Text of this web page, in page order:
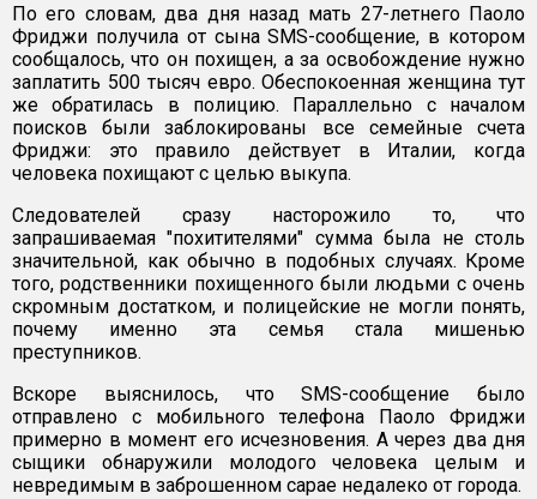
По его словам, два дня назад мать 27-летнего Паоло
Фриджи получила от сына SMS-сообщение, в котором
сообщалось, что он похищен, а за освобождение нужно
заплатить 500 тысяч евро. Обеспокоенная женщина тут
же обратилась в полицию. Параллельно с началом
поисков были заблокированы все семейные счета
Фриджи: это правило действует в Италии, когда
человека похищают с целью выкупа.
Следователей сразу насторожило то, что
запрашиваемая "похитителями" сумма была не столь
значительной, как обычно в подобных случаях. Кроме
того, родственники похищенного были людьми с очень
скромным достатком, и полицейские не могли понять,
почему именно эта семья стала мишенью
преступников.
Вскоре выяснилось, что SMS-сообщение было
отправлено с мобильного телефона Паоло Фриджи
примерно в момент его исчезновения. А через два дня
сыщики обнаружили молодого человека целым и
невредимым в заброшенном сарае недалеко от города.